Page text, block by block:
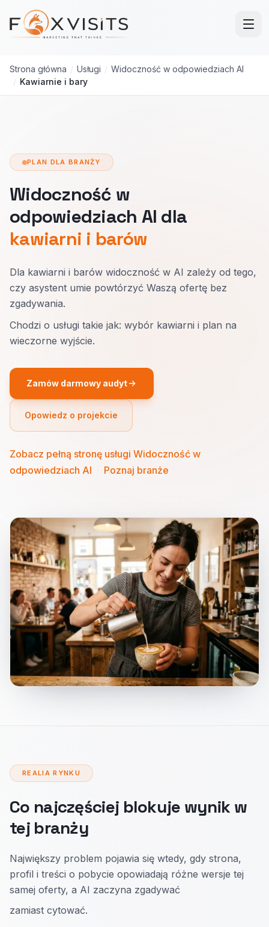
Przejdź do treści głównej
Strona główna / Usługi / Widoczność w odpowiedziach AI
/ Kawiarnie i bary
PLAN DLA BRANŻY
Widoczność w
odpowiedziach AI dla
kawiarni i barów
Dla kawiarni i barów widoczność w AI zależy od tego,
czy asystent umie powtórzyć Waszą ofertę bez
zgadywania.
Chodzi o usługi takie jak: wybór kawiarni i plan na
wieczorne wyjście.
Zamów darmowy audyt
Opowiedz o projekcie
Zobacz pełną stronę usługi Widoczność w
odpowiedziach AI
Poznaj branże
REALIA RYNKU
Co najczęściej blokuje wynik w
tej branży
Największy problem pojawia się wtedy, gdy strona,
profil i treści o pobycie opowiadają różne wersje tej
samej oferty, a AI zaczyna zgadywać
zamiast cytować.